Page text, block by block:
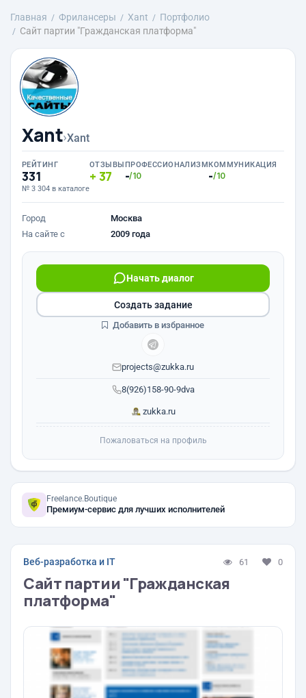
Главная Фрилансеры Xant
Портфолио
Сайт партии "Гражданская платформа"
Xant›Xant
РЕЙТИНГ
331
№ 3 304 в каталоге
ОТЗЫВЫ
37
ПРОФЕССИОНАЛИЗМ
-/10
КОММУНИКАЦИЯ
-/10
Город
Москва
На сайте с
2009 года
8(926)158-90-9dva
Начать диалог
projects@zukka.ru
zukka.ru
Создать задание
Добавить в избранное
Пожаловаться на профиль
Freelance.Boutique
Премиум-сервис для лучших исполнителей
Веб-разработка и IT 61 0
Сайт партии "Гражданская
платформа"